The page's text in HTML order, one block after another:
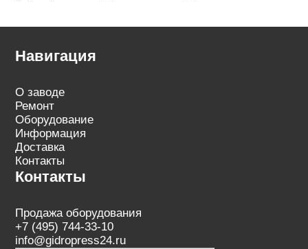
Навигация
О заводе
Ремонт
Оборудование
Информация
Доставка
Контакты
Контакты
Продажа оборудования
+7 (495) 744-33-10
info@gidropress24.ru